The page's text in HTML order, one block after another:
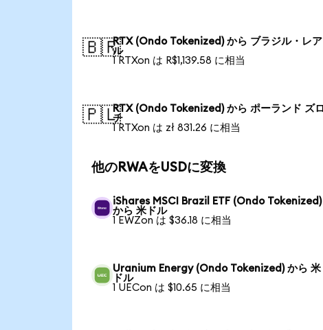
🇧🇷RTX (Ondo Tokenized) から ブラジル・レア
ル
1 RTXon は R$1,139.58 に相当
🇵🇱RTX (Ondo Tokenized) から ポーランド ズロ
チ
1 RTXon は zł 831.26 に相当
他のRWAをUSDに変換
iShares MSCI Brazil ETF (Ondo Tokenized)
から 米ドル
1 EWZon は $36.18 に相当
Uranium Energy (Ondo Tokenized) から 米
ドル
1 UECon は $10.65 に相当